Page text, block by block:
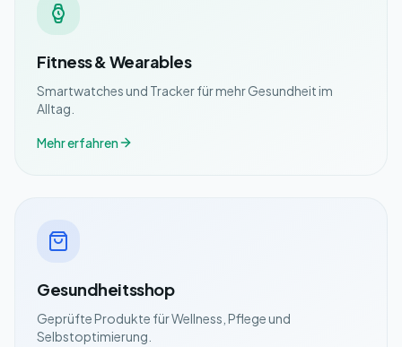
Fitness & Wearables
Smartwatches und Tracker für mehr Gesundheit im
Alltag.
Mehr erfahren
Gesundheitsshop
Geprüfte Produkte für Wellness, Pflege und
Selbstoptimierung.